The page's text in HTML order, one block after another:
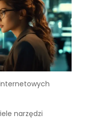
narzędzi